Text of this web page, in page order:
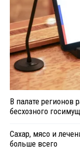
В палате регионов
бесхозного
Сахар, мясо и
больше всего